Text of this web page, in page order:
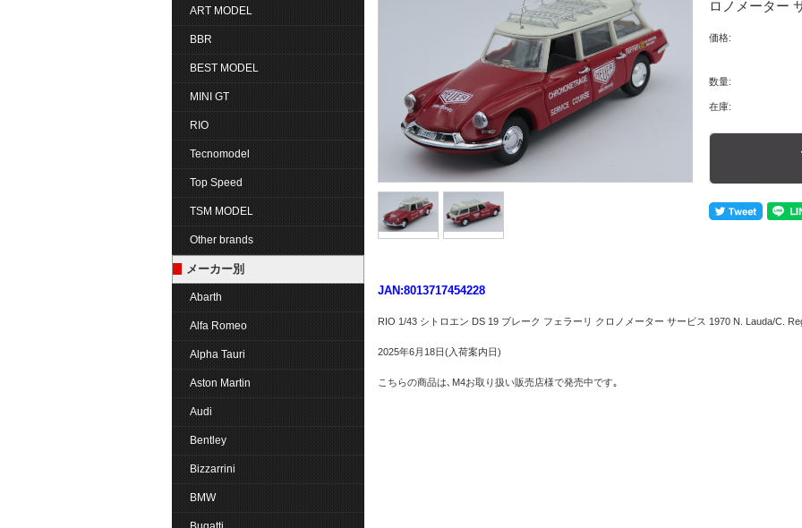
ロノメーター
価格:
数量:
在庫:
JAN:8013717454228
RIO 1/43 シトロエン DS 19 ブレーク フェラーリ クロノメーター サービス 1970 N. Lauda/C.
2025年6月18日(入荷案内日)
こちらの商品は､M4お取り扱い販売店様で発売中です｡
ART MODEL
BBR
BEST MODEL
MINI GT
RIO
Tecnomodel
Top Speed
TSM MODEL
Other brands
メーカー別
Abarth
Alfa Romeo
Alpha Tauri
Aston Martin
Audi
Bentley
Bizzarrini
BMW